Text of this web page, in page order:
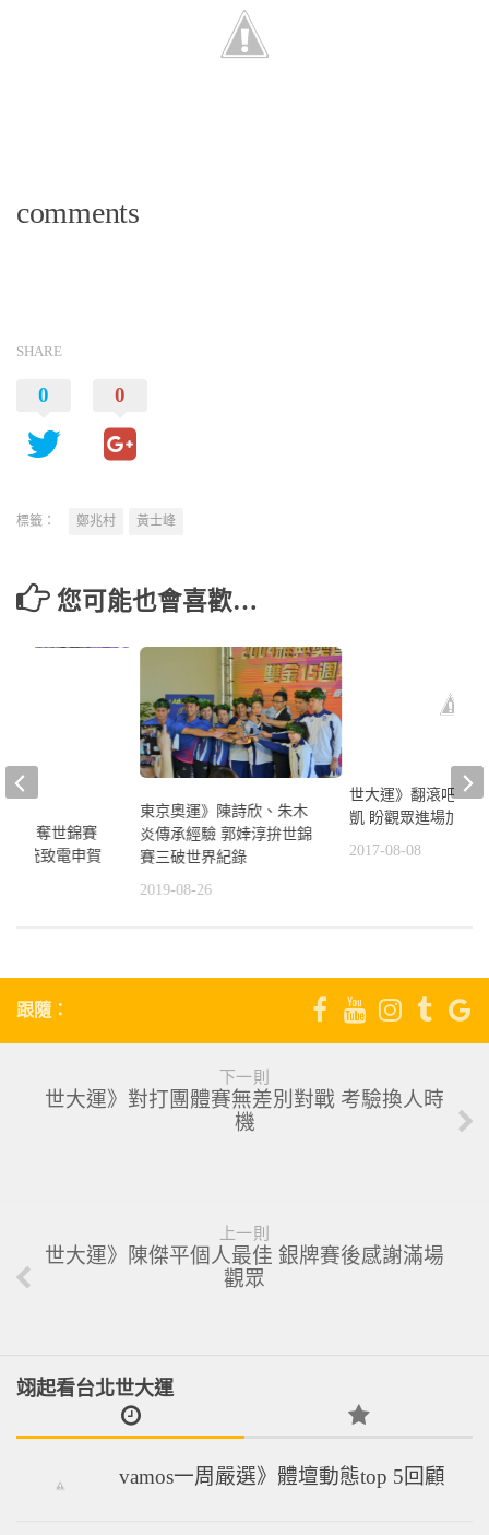
comments
SHARE
0 0
標籤： 鄭兆村 黃士峰
您可能也會喜歡…
東京奧運》陳詩欣、朱木
炎傳承經驗 郭婞淳拚世錦
賽三破世界紀錄
2019-08-26
世大運》翻滾吧男
凱 盼觀眾進場加油
2017-08-08
雯勇奪世錦賽
總統致電申賀
跟隨：
下一則
世大運》對打團體賽無差別對戰 考驗換人時
機
上一則
世大運》陳傑平個人最佳 銀牌賽後感謝滿場
觀眾
翊起看台北世大運
vamos一周嚴選》體壇動態top 5回顧